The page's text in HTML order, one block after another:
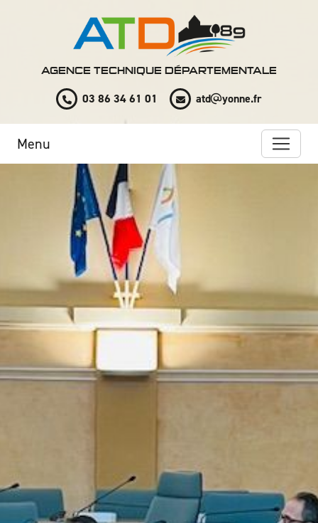
AGENCE TECHNIQUE DÉPARTEMENTALE
03 86 34 61 01 atd yonne.fr
Menu